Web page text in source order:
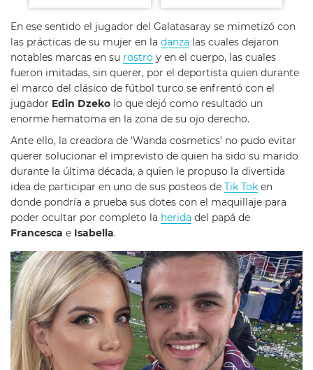
En ese sentido el jugador del Galatasaray se mimetizó con
las prácticas de su mujer en la danza las cuales dejaron
notables marcas en su rostro y en el cuerpo, las cuales
fueron imitadas, sin querer, por el deportista quien durante
el marco del clásico de fútbol turco se enfrentó con el
jugador Edin Dzeko lo que dejó como resultado un
enorme hematoma en la zona de su ojo derecho.
Ante ello, la creadora de ‘Wanda cosmetics’ no pudo evitar
querer solucionar el imprevisto de quien ha sido su marido
durante la última década, a quien le propuso la divertida
idea de participar en uno de sus posteos de Tik Tok en
donde pondría a prueba sus dotes con el maquillaje para
poder ocultar por completo la herida del papá de
Francesca e Isabella.